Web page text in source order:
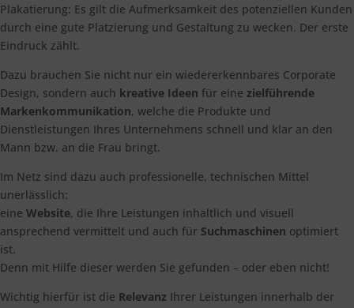
Plakatierung: Es gilt die Aufmerksamkeit des potenziellen Kunden
durch eine gute Platzierung und Gestaltung zu wecken. Der erste
Eindruck zählt.
Dazu brauchen Sie nicht nur ein wiedererkennbares Corporate
Design, sondern auch kreative Ideen für eine zielführende
Markenkommunikation, welche die Produkte und
Dienstleistungen Ihres Unternehmens schnell und klar an den
Mann bzw. an die Frau bringt.
Im Netz sind dazu auch professionelle, technischen Mittel
unerlässlich:
eine Website, die Ihre Leistungen inhaltlich und visuell
ansprechend vermittelt und auch für Suchmaschinen optimiert
ist.
Denn mit Hilfe dieser werden Sie gefunden – oder eben nicht!
Wichtig hierfür ist die Relevanz Ihrer Leistungen innerhalb der